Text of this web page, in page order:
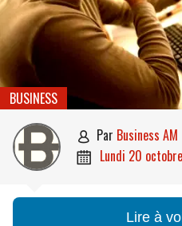
BUSINESS
 par Business AM
 lundi 20
Lire à